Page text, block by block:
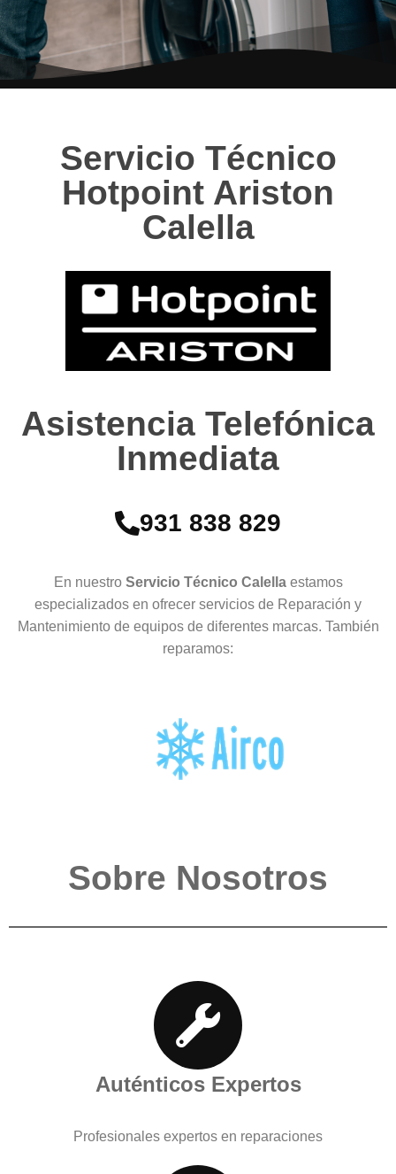
Servicio Técnico
Hotpoint Ariston
Calella
Asistencia Telefónica
Inmediata
931 838 829
En nuestro Servicio Técnico Calella estamos
especializados en ofrecer servicios de Reparación y
Mantenimiento de equipos de diferentes marcas. También
reparamos:
Sobre Nosotros
Auténticos Expertos
Profesionales expertos en reparaciones